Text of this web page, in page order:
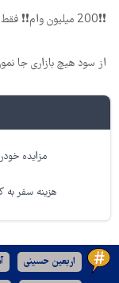
❗❗200 میلیون وام❗❗ فقط با احراز هویت
از سود هیچ بازاری جا
مزایده
هزینه سفر به
اربعین حسینی